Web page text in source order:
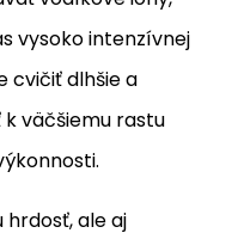
vysoko intenzívnej
cvičiť dlhšie a
k väčšiemu rastu
hrdosť, ale aj